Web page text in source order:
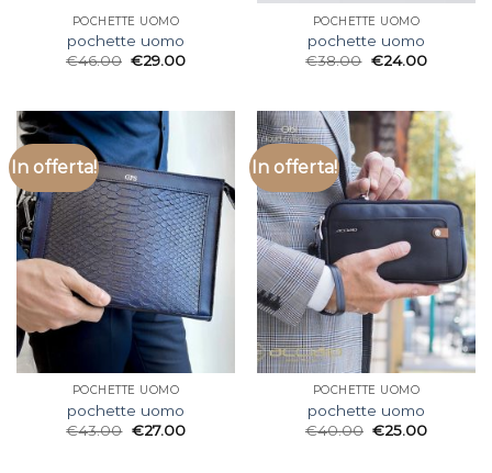
POCHETTE UOMO
pochette uomo
€46.00 €29.00
POCHETTE UOMO
pochette uomo
€38.00 €24.00
In offerta!
POCHETTE UOMO
pochette uomo
€43.00 €27.00
In offerta!
POCHETTE UOMO
pochette uomo
€40.00 €25.00